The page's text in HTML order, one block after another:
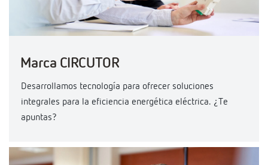
Marca CIRCUTOR
Desarrollamos tecnología para ofrecer soluciones
integrales para la eficiencia energética eléctrica. ¿Te
apuntas?